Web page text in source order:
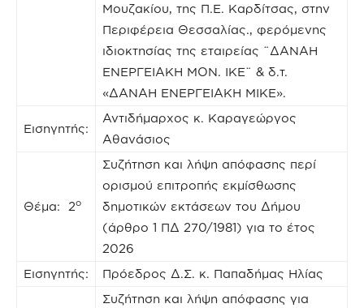
Μουζακίου, της Π.Ε. Καρδίτσας, στην
Περιφέρεια Θεσσαλίας., φερόμενης
ιδιοκτησίας της εταιρείας ¨ΔΑΝΑΗ
ΕΝΕΡΓΕΙΑΚΗ ΜΟΝ. ΙΚΕ¨ & δ.τ.
«ΔΑΝΑΗ ΕΝΕΡΓΕΙΑΚΗ ΜΙΚΕ».
Εισηγητής:
Αντιδήμαρχος κ. Καραγεώργος
Αθανάσιος
Θέμα: 2ο
Συζήτηση και λήψη απόφασης περί
ορισμού επιτροπής εκμίσθωσης
δημοτικών εκτάσεων του Δήμου
(άρθρο 1 ΠΔ 270/1981) για το έτος
2026
Εισηγητής:
Πρόεδρος Δ.Σ. κ. Παπαδήμας Ηλίας
Συζήτηση και λήψη απόφασης για